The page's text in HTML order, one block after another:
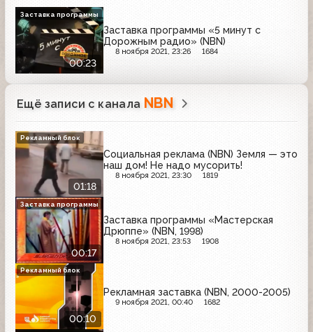
00:23
Заставка программы «5 минут с
Дорожным радио» (NBN)
8 ноября 2021, 23:26 1684
Заставка программы
Ещё записи с канала NBN
01:18
Социальная реклама (NBN) Земля — это
наш дом! Не надо мусорить!
8 ноября 2021, 23:30 1819
Рекламный блок
00:17
Заставка программы «Мастерская
Дрюппе» (NBN, 1998)
8 ноября 2021, 23:53 1908
Заставка программы
00:10
Рекламная заставка (NBN, 2000-2005)
9 ноября 2021, 00:40 1682
Рекламный блок